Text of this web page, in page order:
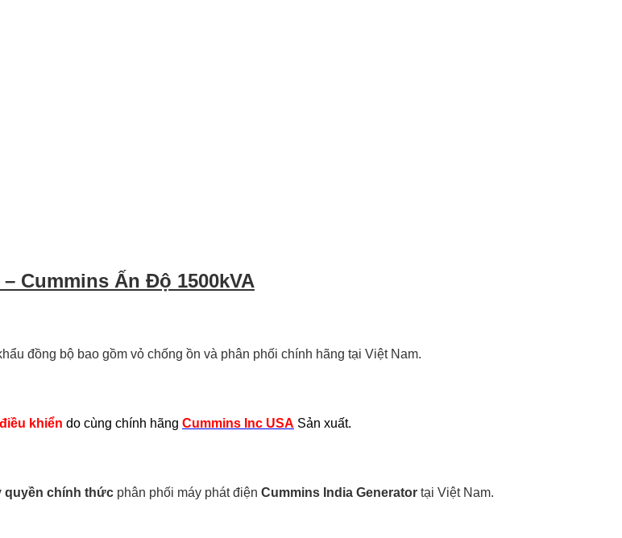
– Cummins Ấn Độ 1500kVA
đồng bộ bao gồm vỏ chống ồn và phân phối chính hãng tại Việt Nam.
khiển do cùng chính hãng Cummins Inc USA Sản xuất.
quyền chính thức phân phối máy phát điện Cummins India Generator tại Việt Nam.